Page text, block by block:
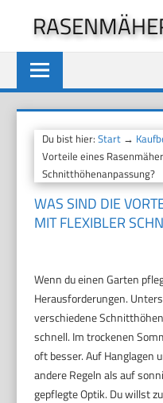
springen
Du bist hier:Start →
Vorteile eines
Schnitthöhenanpassung?
WAS SIND DIE
MIT FLEXIBLER
Wenn du einen Garten
Herausforderungen.
verschiedene
schnell. Im trockenen
oft besser. Auf Hanglagen
andere Regeln als auf
gepflegte Optik. Du willst